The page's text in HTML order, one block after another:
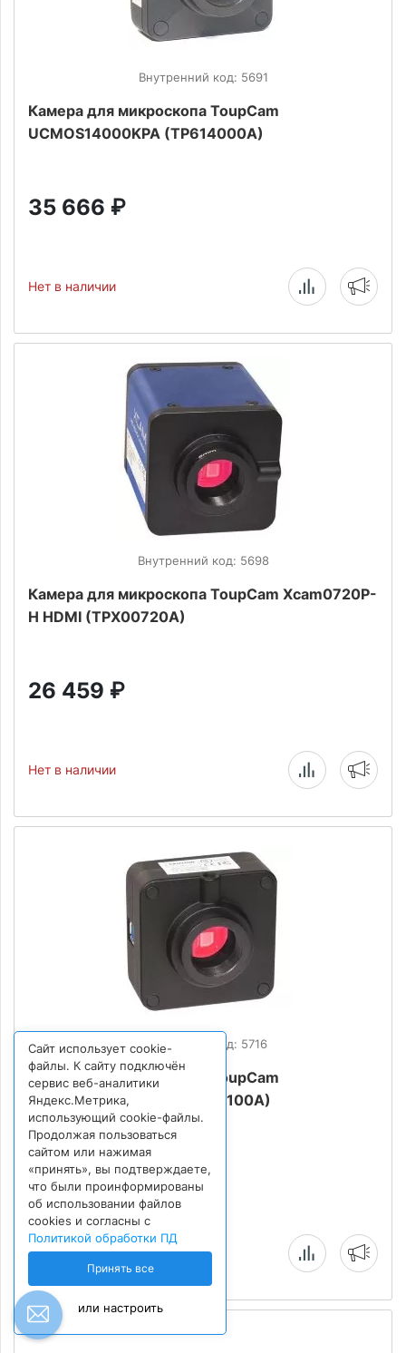
Внутренний код: 5691
Камера для микроскопа ToupCam
UCMOS14000KPA (TP614000A)
35 666 ₽
Нет в наличии
Внутренний код: 5698
Камера для микроскопа ToupCam Xcam0720P-
H HDMI (TPX00720A)
26 459 ₽
Нет в наличии
Внутренний код: 5716
Камера для микроскопа ToupCam
U3CMOS03100KPA (TP103100A)
23 609 ₽
Нет в наличии
Сайт использует cookie-
файлы. К сайту подключён
сервис веб-аналитики
Яндекс.Метрика,
использующий cookie-файлы.
Продолжая пользоваться
сайтом или нажимая
«принять», вы подтверждаете,
что были проинформированы
об использовании файлов
cookies и согласны с
Политикой обработки ПД
Принять все
или настроить